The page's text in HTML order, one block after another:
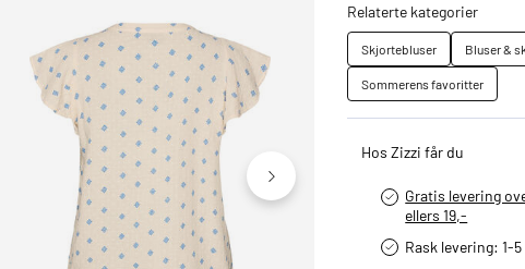
Relaterte kategorier
Skjortebluser
Bluser &
Sommerens favoritter
Hos Zizzi får du
Gratis levering
ellers 19,-
Rask levering: 1-